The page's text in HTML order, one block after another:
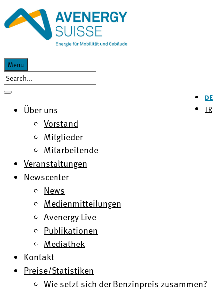
Menu
DE
FR
Über uns
Vorstand
Mitglieder
Mitarbeitende
Veranstaltungen
Newscenter
News
Medienmitteilungen
Avenergy Live
Publikationen
Mediathek
Kontakt
Preise/Statistiken
Wie setzt sich der Benzinpreis zusammen?